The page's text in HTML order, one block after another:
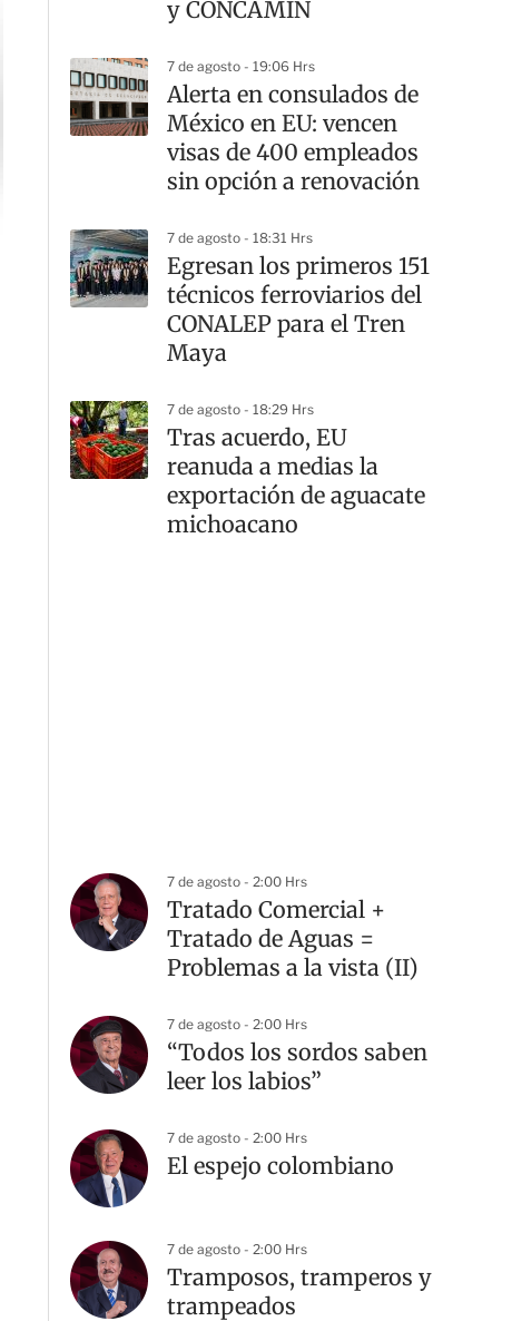
y CONCAMIN
7 de agosto - 19:06 Hrs
Alerta en consulados de
México en EU: vencen
visas de 400 empleados
sin opción a renovación
7 de agosto - 18:31 Hrs
Egresan los primeros 151
técnicos ferroviarios del
CONALEP para el Tren
Maya
7 de agosto - 18:29 Hrs
Tras acuerdo, EU
reanuda a medias la
exportación de aguacate
michoacano
7 de agosto - 2:00 Hrs
Tratado Comercial +
Tratado de Aguas =
Problemas a la vista (II)
7 de agosto - 2:00 Hrs
“Todos los sordos saben
leer los labios”
7 de agosto - 2:00 Hrs
El espejo colombiano
7 de agosto - 2:00 Hrs
Tramposos, tramperos y
trampeados